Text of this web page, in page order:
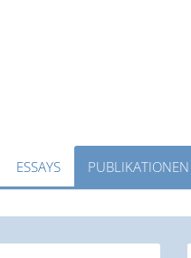
ESSAYS PUBLIKATIONEN